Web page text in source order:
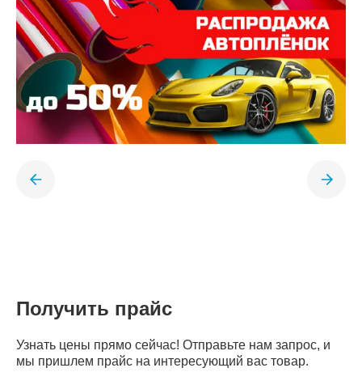
Получить прайс
Узнать цены прямо сейчас! Отправьте нам запрос, и
мы пришлем прайс на интересующий вас товар.